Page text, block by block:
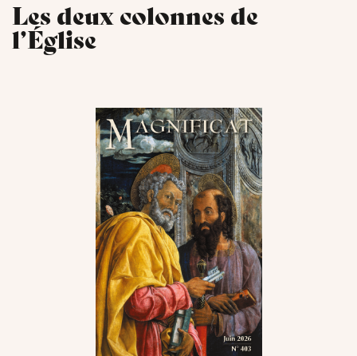
Les deux colonnes de
l’Église